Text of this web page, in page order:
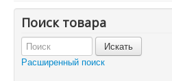
О компании
Политика безопасности
Пользовательское соглашение
Каталог товаров
Поиск товара
Расширенный поиск